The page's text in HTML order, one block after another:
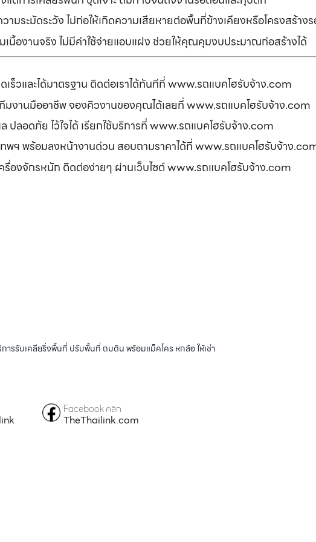
ามระมัดระวัง ไม่ก่อให้เกิดความเสียหายต่อพื้นที่ข้างเคียงหรือโครงสร้าง
เนื้องานจริง ไม่มีค่าใช้จ่ายแอบแฝง ช่วยให้คุณคุมงบประมาณก่อสร้างได้
ร็วและได้มาตรฐาน ติดต่อเราได้ทันทีที่ www.รถแบคโฮรับจ้าง.com
านมืออาชีพ จองคิวงานของคุณได้เลยที่ www.รถแบคโฮรับจ้าง.com
ปลอดภัย ไว้ใจได้ เรียกใช้บริการที่ www.รถแบคโฮรับจ้าง.com
ฯ พร้อมลงหน้างานด่วน สอบถามราคาได้ที่ www.รถแบคโฮรับจ้าง
รื่องจักรหนัก ติดต่อง่ายๆ ผ่านเว็บไซต์ www.รถแบคโฮรับจ้าง.com
ารรับเคลียริ่งพื้นที่ ปรับพื้นที่ ถมดิน พร้อมแม็คโคร หกล้อ ให้เช่า
Facebook คลิก
TheThailink.com